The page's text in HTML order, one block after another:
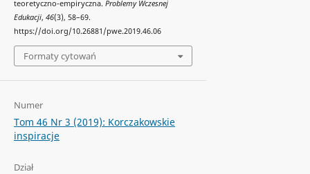
teoretyczno-empiryczna. Problemy Wczesnej
Edukacji, 46(3), 58–69.
https://doi.org/10.26881/pwe.2019.46.06
Formaty cytowań
Numer
Tom 46 Nr 3 (2019): Korczakowskie
inspiracje
Dział